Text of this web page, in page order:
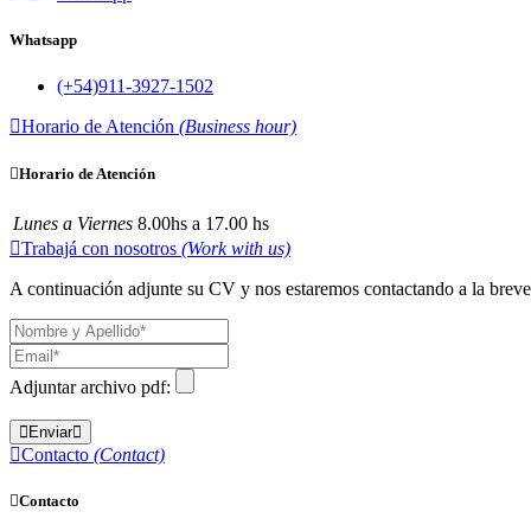
Whatsapp
(+54)911-3927-1502
Horario de Atención (Business hour)
Horario de Atención
Lunes a Viernes 8.00hs a 17.00 hs
Trabajá con nosotros (Work with us)
A continuación adjunte su CV y nos estaremos contactando a la
Adjuntar archivo pdf:
Enviar
Contacto (Contact)
Contacto